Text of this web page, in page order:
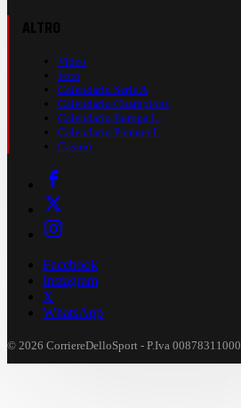
Video
Foto
Calendario Serie A
Calendario Champions
Calendario Europa L.
Calendario Premier L.
Casinò
Facebook
Instagram
X
WhatsApp
© 2026 CorriereDelloSport - P.Iva 00878311000